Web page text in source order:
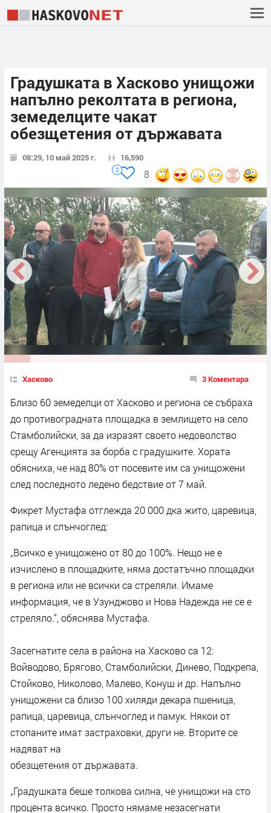
Градушката в Хасково унищожи
напълно реколтата в региона,
земеделците чакат
обезщетения от държавата
08:29, 10 май 2025 г. 16,590
8
0
Хасково 3 Коментара
Близо 60 земеделци от Хасково и региона се събраха
до противоградната площадка в землището на село
Стамболийски, за да изразят своето недоволство
срещу Агенцията за борба с градушките. Хората
обясниха, че над 80% от посевите им са унищожени
след последното ледено бедствие от 7 май.
Фикрет Мустафа отглежда 20 000 дка жито, царевица,
рапица и слънчоглед:
„Всичко е унищожено от 80 до 100%. Нещо не е
изчислено в площадките, няма достатъчно площадки
в региона или не всички са стреляли. Имаме
информация, че в Узунджово и Нова Надежда не се е
стреляло.“, обяснява Мустафа.
Засегнатите села в района на Хасково са 12:
Войводово, Брягово, Стамболийски, Динево, Подкрепа,
Стойково, Николово, Малево, Конуш и др. Напълно
унищожени са близо 100 хиляди декара пшеница,
рапица, царевица, слънчоглед и памук. Някои от
стопаните имат застраховки, други не. Вторите се
надяват на
обезщетения от държавата.
„Градушката беше толкова силна, че унищожи на сто
процента всичко. Просто нямаме незасегнати